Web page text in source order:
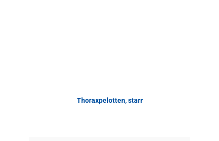
Thoraxpelotten, starr